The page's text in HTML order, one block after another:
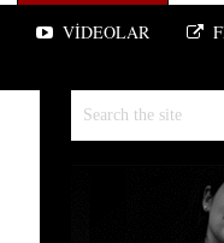
VIDEOLAR